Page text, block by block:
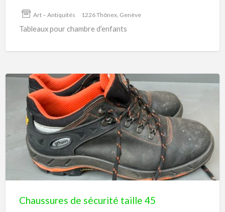
Art – Antiquités 1226 Thônex, Genève
Tableaux pour chambre d’enfants
Chaussures
sécurité
taille
Chaussures de sécurité taille 45